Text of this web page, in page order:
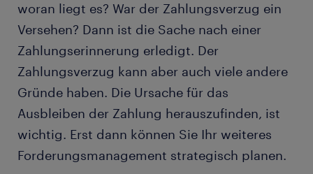
woran liegt es? War der Zahlungsverzug ein
Versehen? Dann ist die Sache nach einer
Zahlungserinnerung erledigt. Der
Zahlungsverzug kann aber auch viele andere
Gründe haben. Die Ursache für das
Ausbleiben der Zahlung herauszufinden, ist
wichtig. Erst dann können Sie Ihr weiteres
Forderungsmanagement strategisch planen.